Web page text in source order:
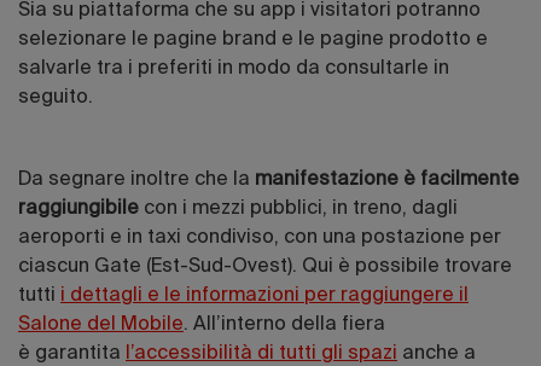
Sia su piattaforma che su app i visitatori potranno
selezionare le pagine brand e le pagine prodotto e
salvarle tra i preferiti in modo da consultarle in
seguito.
Da segnare inoltre che la manifestazione è facilmente
raggiungibile con i mezzi pubblici, in treno, dagli
aeroporti e in taxi condiviso, con una postazione per
ciascun Gate (Est-Sud-Ovest). Qui è possibile trovare
tutti i dettagli e le informazioni per raggiungere il
Salone del Mobile. All’interno della fiera
è garantita
l’accessibilità di tutti gli spazi anche a